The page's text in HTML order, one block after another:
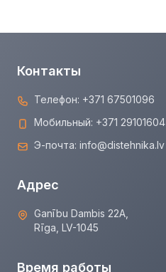
Контакты
Телефон: +371 67501096
Мобильный: +371 29101604
Э-почта: info@distehnika.lv
Адрес
Ganību Dambis 22A,
Rīga, LV-1045
Время работы